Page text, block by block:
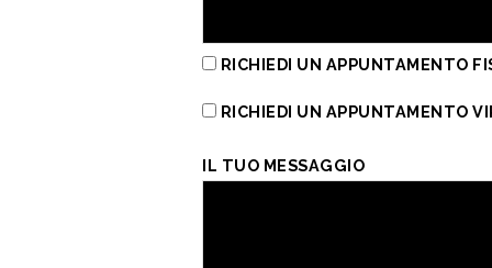
RICHIEDI UN APPUNTAMENTO
RICHIEDI UN APPUNTAMENTO
IL TUO MESSAGGIO